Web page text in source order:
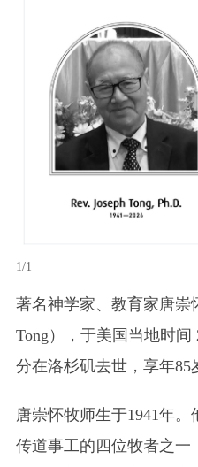
1/1
著名神学家、教育家唐崇
Tong），于美国当地时间
分在洛杉矶去世，享年85
唐崇怀牧师生于1941年
传道事工的四位牧者之一